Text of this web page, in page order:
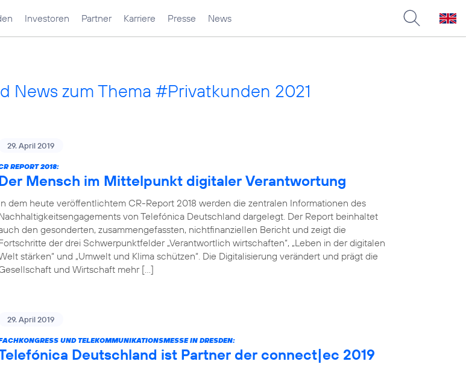
Investoren Partner Karriere Presse News
News zum Thema #Privatkunden 2021
29. April 2019
REPORT 2018:
Mensch im Mittelpunkt digitaler Verantwortung
dem heute veröffentlichtem CR-Report 2018 werden die zentralen Informationen des
von Telefónica Deutschland dargelegt. Der Report beinhaltet
den gesonderten, zusammengefassten, nichtfinanziellen Bericht und zeigt die
der drei Schwerpunktfelder „Verantwortlich wirtschaften“, „Leben in der digitalen
stärken“ und „Umwelt und Klima schützen“. Die Digitalisierung verändert und prägt die
und Wirtschaft mehr […]
29. April 2019
UND TELEKOMMUNIKATIONSMESSE IN DRESDEN:
Deutschland ist Partner der connect|ec 2019